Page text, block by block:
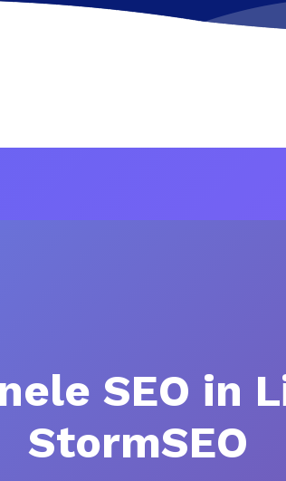
SEO in
StormSEO